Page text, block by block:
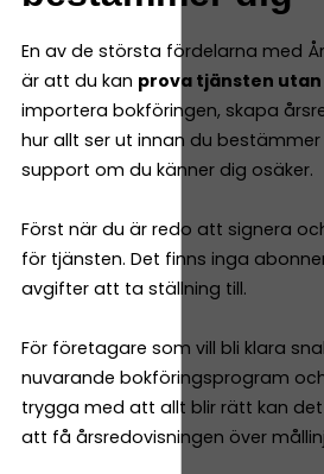
En av de största fördelarna med
är att du kan prova tjänsten
importera bokföringen, skapa
hur allt ser ut innan du
support om du känner dig osäker.
Först när du är redo att signera
för tjänsten. Det finns inga
avgifter att ta ställning till.
För företagare som vill bli klara
nuvarande bokföringsprogram
trygga med att allt blir rätt kan
att få årsredovisningen över